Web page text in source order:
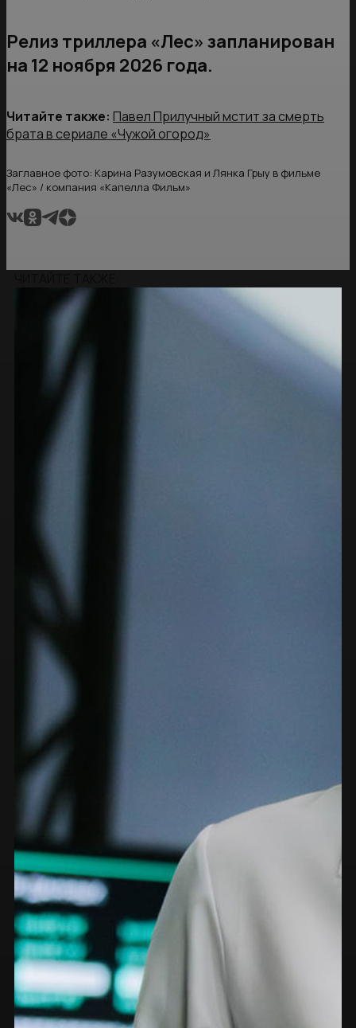
Релиз триллера «Лес» запланирован
на 12 ноября 2026 года.
Читайте также: Павел Прилучный мстит за смерть
брата в сериале «Чужой огород»
Заглавное фото: Карина Разумовская и Лянка Грыу в фильме
«Лес» / компания «Капелла Фильм»